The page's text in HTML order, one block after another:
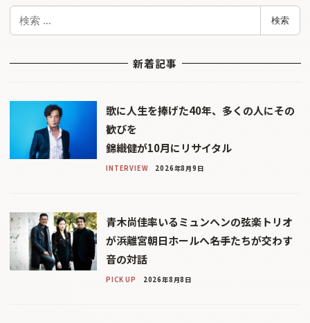
検
検索
新着記事
歌に人生を捧げた40年、多くの人にその
歓びを
錦織健が10月にリサイタル
INTERVIEW 2026年8月9日
青木尚佳率いるミュンヘンの弦楽トリオ
が浜離宮朝日ホールへ――名手たちが交わす
音の対話
PICK UP 2026年8月8日